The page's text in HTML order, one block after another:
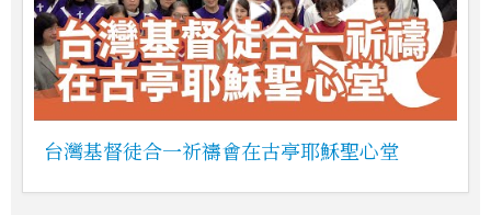
台灣基督徒合一祈禱會在古亭耶穌聖心堂